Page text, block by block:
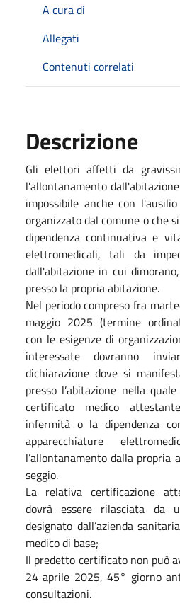
A cura di
Allegati
Contenuti correlati
Descrizione
Gli elettori affetti da
l'allontanamento
impossibile anche con
organizzato dal comune o che
dipendenza continuativa e
elettromedicali, tali da
dall'abitazione in cui
presso la propria abitazione.
Nel periodo compreso fra
maggio 2025 (termine
con le esigenze di
interessate dovranno
dichiarazione dove si
presso l’abitazione nella
certificato medico
infermità o la dipendenza
apparecchiature
l’allontanamento dalla propria
seggio.
La relativa certificazione
dovrà essere rilasciata da
designato dall’azienda
medico di base;
Il predetto certificato non può
24 aprile 2025, 45° giorno
consultazioni.